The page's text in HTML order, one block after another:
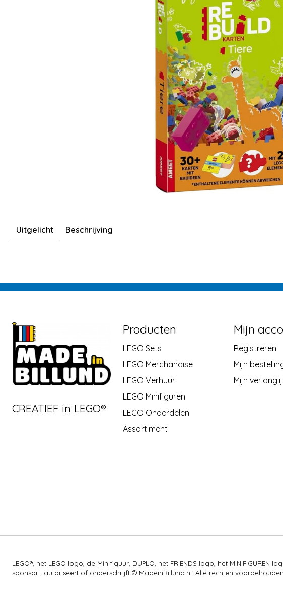
Uitgelicht Beschrijving
CREATIEF in LEGO®
Producten
LEGO Sets
LEGO Merchandise
LEGO Verhuur
LEGO Minifiguren
LEGO Onderdelen
Assortiment
Mijn
Registreren
Mijn
Mijn
LEGO®, het LEGO logo, de Minifiguur, DUPLO, het FRIENDS logo, het
sponsort, autoriseert of onderschrijft © MadeinBillund.nl. Alle rechten